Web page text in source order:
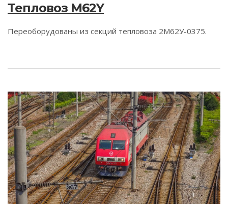
Тепловоз M62Y
Переоборудованы из секций тепловоза 2М62У-0375.